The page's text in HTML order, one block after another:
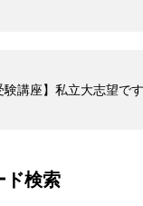
験講座】私立大志望で
ド検索